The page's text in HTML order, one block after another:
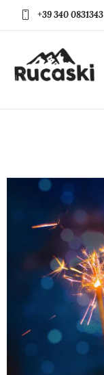
+39 340 0831343